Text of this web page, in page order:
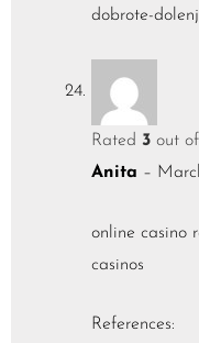
dobrote-
Rated 3 out
Anita –
online casino
casinos
References: